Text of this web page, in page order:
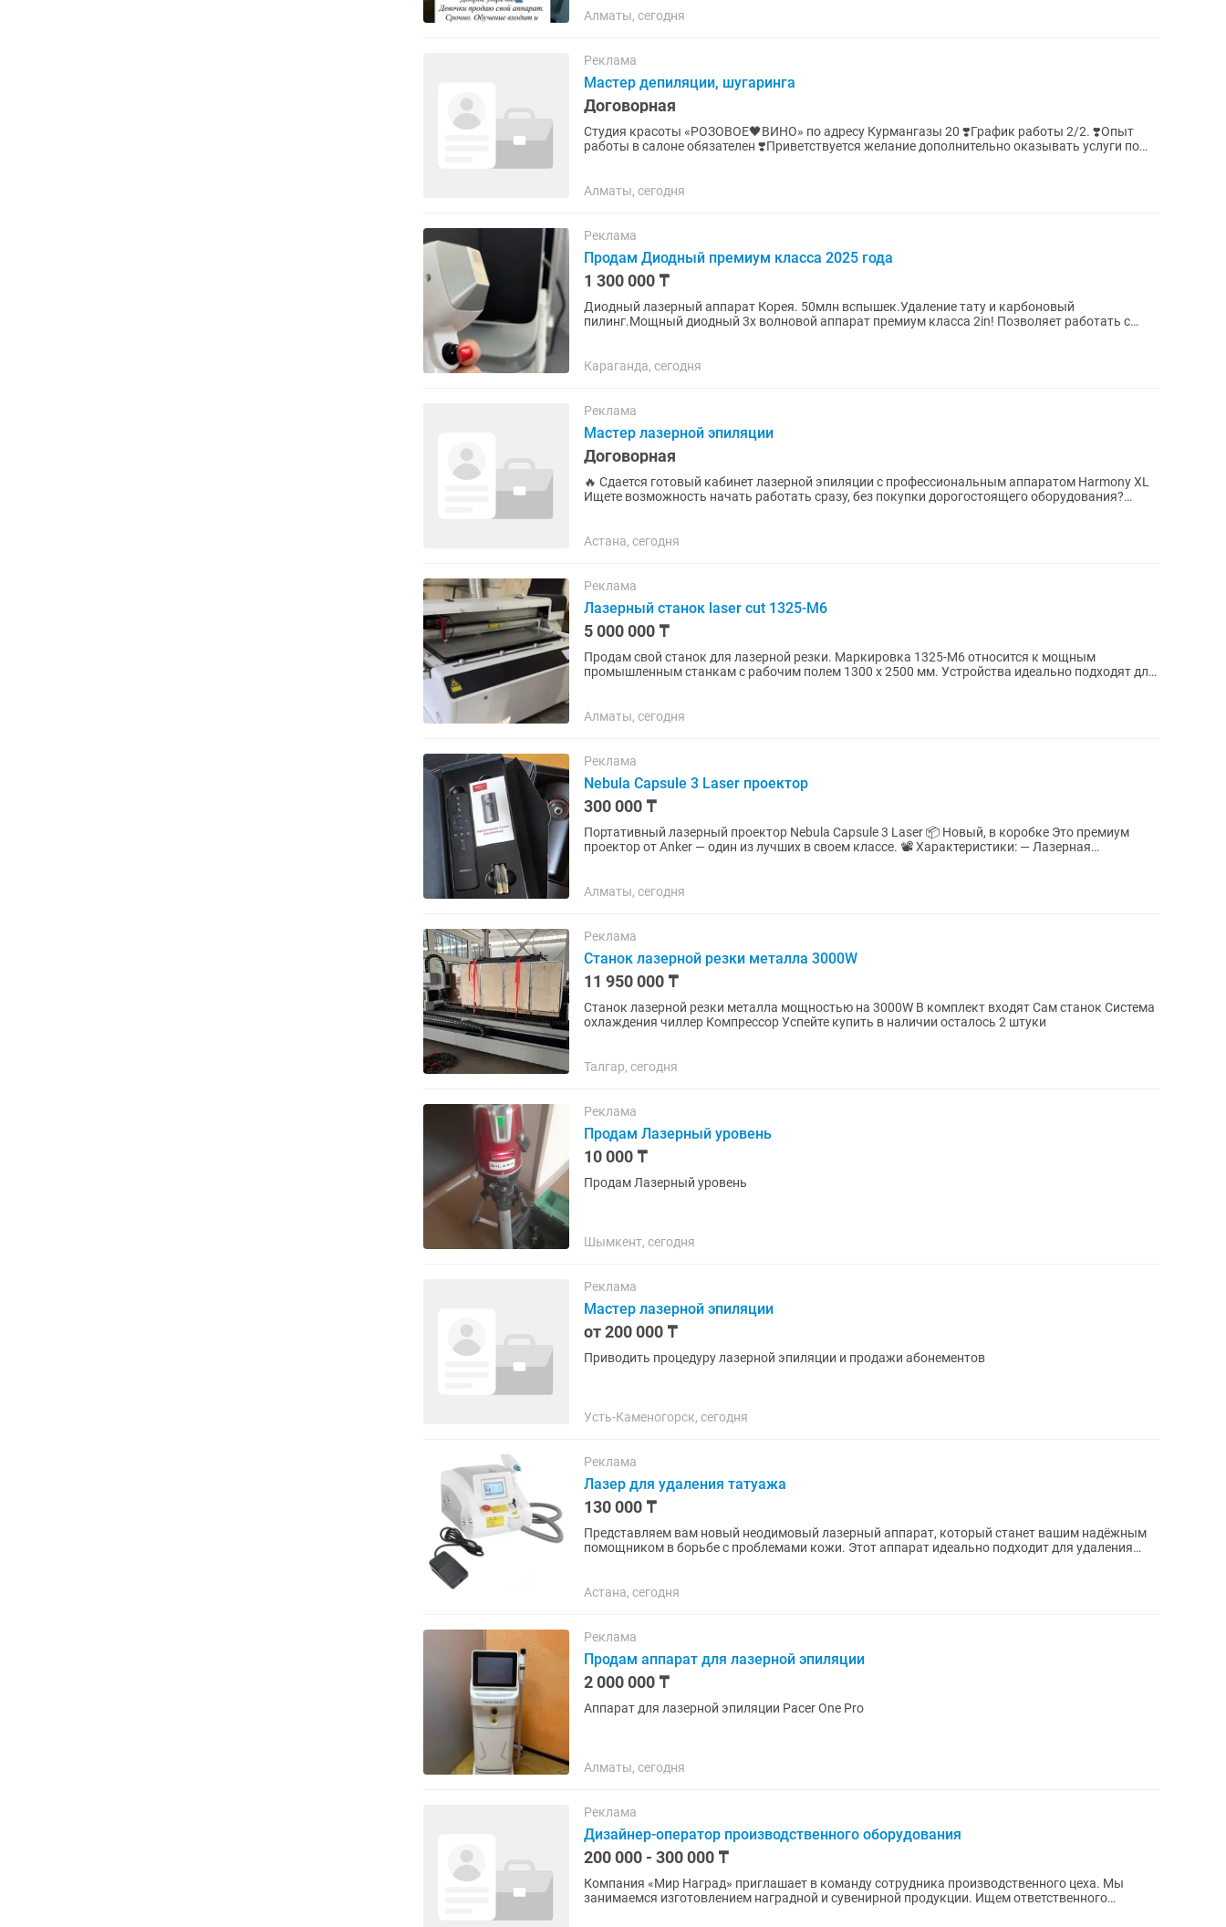
Алматы, сегодня
Реклама
Мастер депиляции, шугаринга
Договорная
Студия красоты «РОЗОВОЕ🖤ВИНО» по адресу Курмангазы 20 ❣️График работы 2/2. ❣️Опыт
работы в салоне обязателен ❣️Приветствуется желание дополнительно оказывать услуги по
Алматы, сегодня
Реклама
Продам Диодный премиум класса 2025 года
1 300 000 ₸
Диодный лазерный аппарат Корея. 50млн вспышек.Удаление тату и карбоновый
пилинг.Мощный диодный 3х волновой аппарат премиум класса 2in! Позволяет работать с
Караганда, сегодня
Реклама
Мастер лазерной эпиляции
Договорная
🔥 Сдается готовый кабинет лазерной эпиляции с профессиональным аппаратом Harmony XL
Ищете возможность начать работать сразу, без покупки дорогостоящего оборудования?
Астана, сегодня
Реклама
Лазерный станок laser cut 1325-M6
5 000 000 ₸
Продам свой станок для лазерной резки. Маркировка 1325-М6 относится к мощным
промышленным станкам с рабочим полем 1300 х 2500 мм. Устройства идеально подходят для
Алматы, сегодня
Реклама
Nebula Capsule 3 Laser проектор
300 000 ₸
Портативный лазерный проектор Nebula Capsule 3 Laser 📦 Новый, в коробке Это премиум
проектор от Anker — один из лучших в своем классе. 📽 Характеристики: — Лазерная
Алматы, сегодня
Реклама
Станок лазерной резки металла 3000W
11 950 000 ₸
Станок лазерной резки металла мощностью на 3000W В комплект входят Сам станок Система
охлаждения чиллер Компрессор Успейте купить в наличии осталось 2 штуки
Талгар, сегодня
Реклама
Продам Лазерный уровень
10 000 ₸
Продам Лазерный уровень
Шымкент, сегодня
Реклама
Мастер лазерной эпиляции
от 200 000 ₸
Приводить процедуру лазерной эпиляции и продажи абонементов
Усть-Каменогорск, сегодня
Реклама
Лазер для удаления татуажа
130 000 ₸
Представляем вам новый неодимовый лазерный аппарат, который станет вашим надёжным
помощником в борьбе с проблемами кожи. Этот аппарат идеально подходит для удаления
Астана, сегодня
Реклама
Продам аппарат для лазерной эпиляции
2 000 000 ₸
Аппарат для лазерной эпиляции Pacer One Pro
Алматы, сегодня
Реклама
Дизайнер-оператор производственного оборудования
200 000 - 300 000 ₸
Компания «Мир Наград» приглашает в команду сотрудника производственного цеха. Мы
занимаемся изготовлением наградной и сувенирной продукции. Ищем ответственного